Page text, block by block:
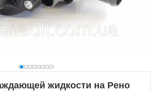
жидкости на Рено